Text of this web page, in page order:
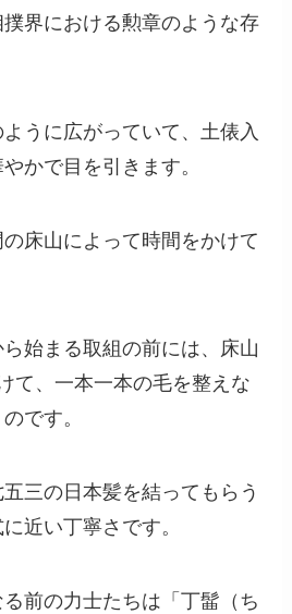
界における勲章のような存
うに広がっていて、土俵入
かで目を引きます。
床山によって時間をかけて
始まる取組の前には、床山
て、一本一本の毛を整えな
です。
三の日本髪を結ってもらう
近い丁寧さです。
前の力士たちは「丁髷（ち